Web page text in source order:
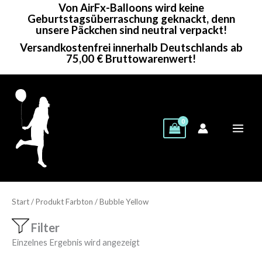
Von AirFx-Balloons wird keine
Geburtstagsüberraschung geknackt, denn
unsere Päckchen sind neutral verpackt!
Versandkostenfrei innerhalb Deutschlands ab
75,00 € Bruttowarenwert!
Start/ Produkt Farbton / Bubble Yellow
Filter
Einzelnes Ergebnis wird angezeigt